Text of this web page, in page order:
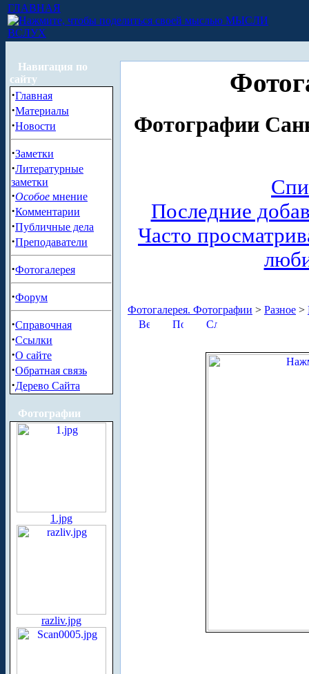
ГЛАВНАЯ
МЫСЛИ
ВСЛУХ
Навигация по
сайту
·Главная
·Материалы
·Новости
·Заметки
·Литературные
заметки
·Особое мнение
·Комментарии
·Публичные дела
·Преподаватели
·Фотогалерея
·Форум
·Справочная
·Ссылки
·О сайте
·Обратная связь
·Дерево Сайта
Фотографии
1.jpg
razliv.jpg
Фотографии
Последние
Часто
Фотогалерея. Фотографии > Разное >